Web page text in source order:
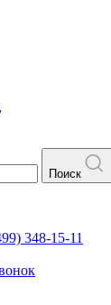
Поиск
348-15-11